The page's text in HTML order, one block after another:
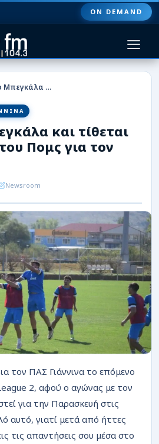
ON DEMAND
Μπήκε ο Μπεγκάλα και τίθεται στη διάθεση του Πομς για τον Καμπανιακό
και τίθεται
Πομς για τον
Newsroom
τον ΠΑΣ Γιάννινα το επόμενο
2, αφού ο αγώνας με τον
για την Παρασκευή στις
αυτό, γιατί μετά από ήττες
τις απαντήσεις σου μέσα στο